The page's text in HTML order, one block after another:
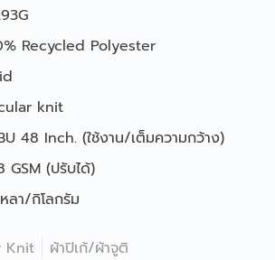
Recycled Polyester
knit
48 Inch. (ใช้งาน/เต็มความกว้าง)
GSM (ปรับได้)
ลา/กิโลกรัม
Knit
ผ้าปิเก้/ผ้าจูติ